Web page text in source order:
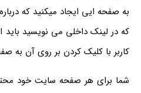
به صفحه ایی ایجاد میکنید که
که در لینک داخلی می نویسید
کاربر با کلیک کردن بر روی آن به
شما برای هر صفحه سایت خود